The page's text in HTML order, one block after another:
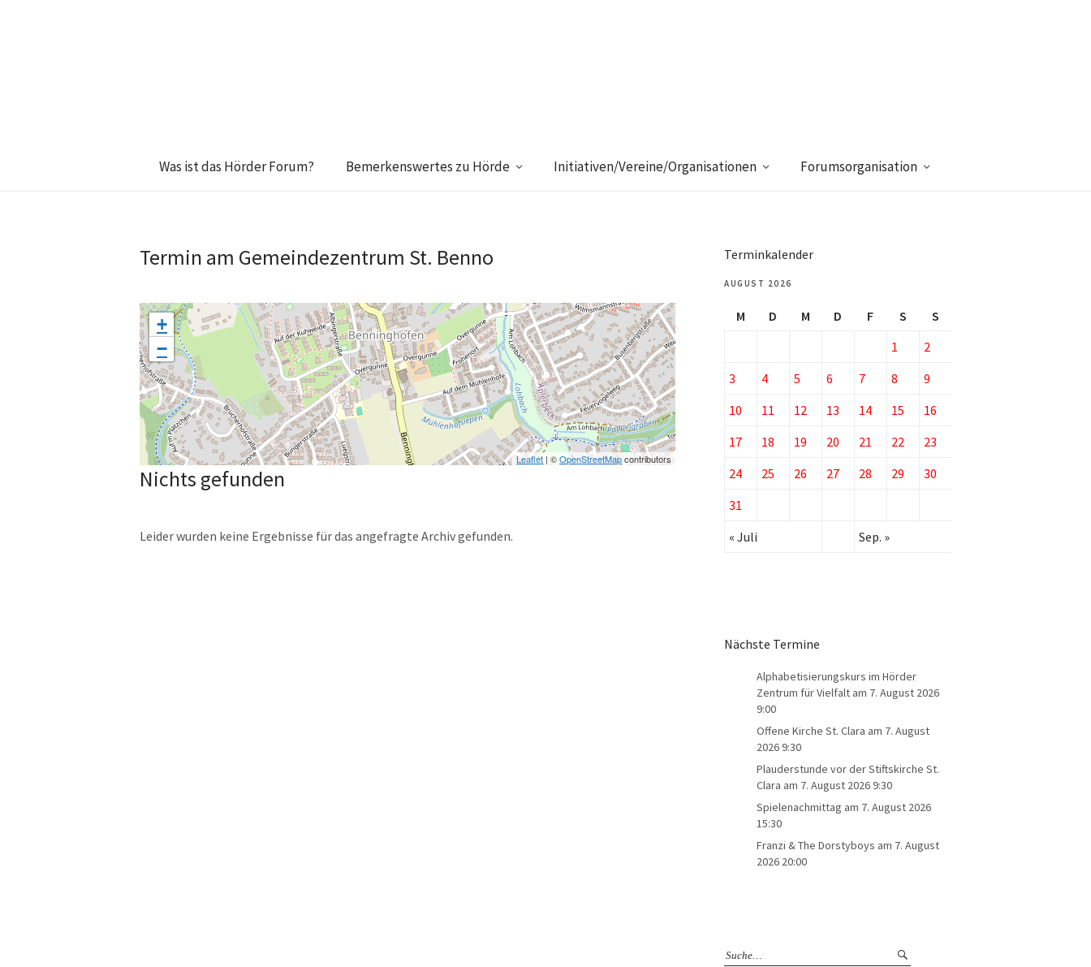
Was ist das Hörder Forum? Bemerkenswertes zu Hörde Initiativen/Vereine/Organisationen Forumsorganisation
Termin am Gemeindezentrum St. Benno
+
−
Leaflet | ©OpenStreetMapcontributors
Nichts gefunden
Leider wurden keine Ergebnisse für das angefragte Archiv gefunden.
Terminkalender
AUGUST 2026
M D M D F S
S
1
2
3
4 5 6 7 8
9
10
11 12 13 14 15
16
17
18 19 20 21 22
23
24
25 26 27 28 29
30
31
« Juli
Sep. »
Nächste Termine
Alphabetisierungskurs im Hörder
Zentrum für Vielfalt am 7. August 2026
9:00
Offene Kirche St. Clara am 7. August
2026 9:30
Plauderstunde vor der Stiftskirche St.
Clara am 7. August 2026 9:30
Spielenachmittag am 7. August 2026
15:30
Franzi & The Dorstyboys am 7. August
2026 20:00